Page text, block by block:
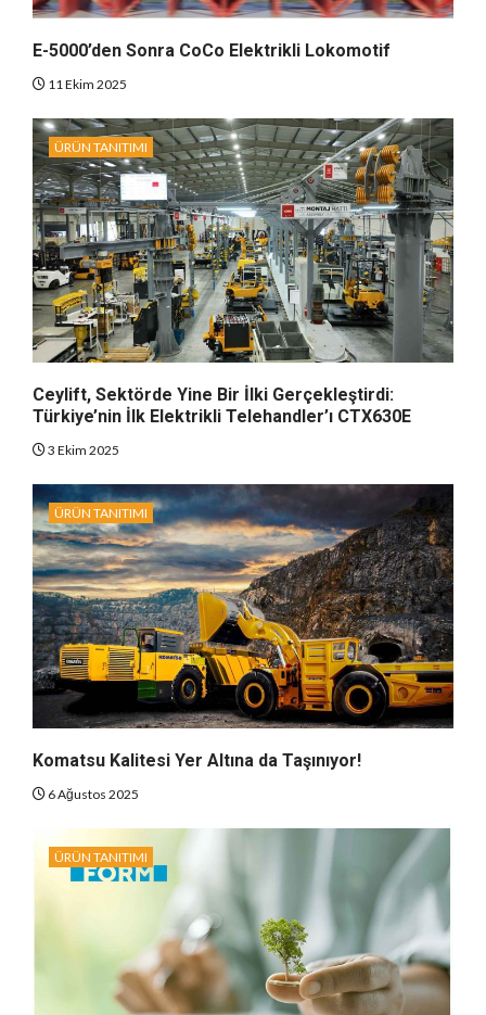
E-5000’den Sonra CoCo Elektrikli Lokomotif
11 Ekim 2025
ÜRÜN TANITIMI
Ceylift, Sektörde Yine Bir İlki Gerçekleştirdi:
Türkiye’nin İlk Elektrikli Telehandler’ı CTX630E
3 Ekim 2025
ÜRÜN TANITIMI
Komatsu Kalitesi Yer Altına da Taşınıyor!
6 Ağustos 2025
ÜRÜN TANITIMI